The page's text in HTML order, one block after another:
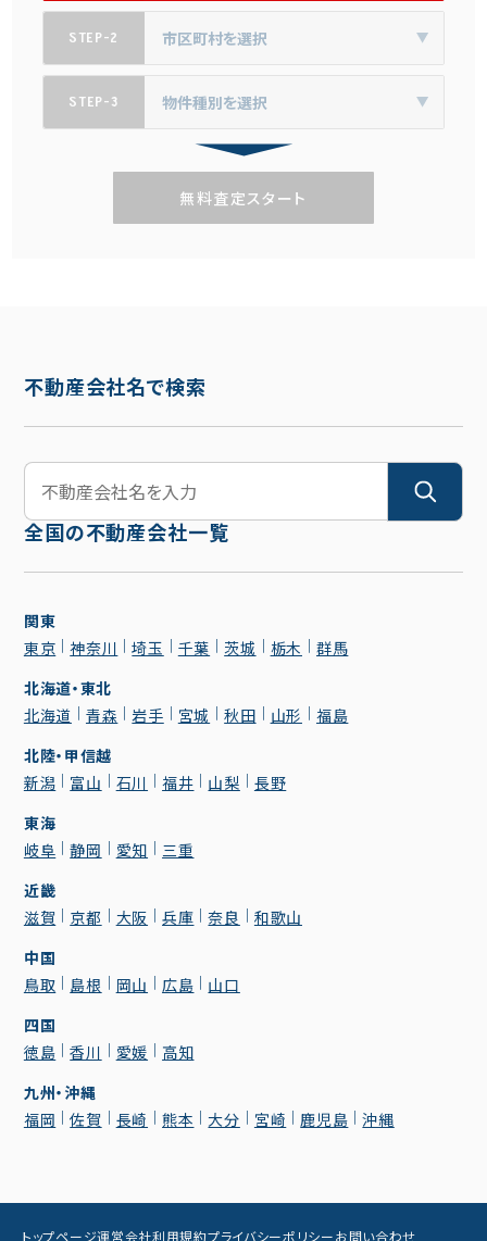
STEP-2
STEP-3
無料査定スタート
不動産会社名で検索
全国の不動産会社一覧
関東
東京
神奈川 埼玉 千葉 茨城 栃木
群馬
北海道・東北
北海道
青森 岩手 宮城 秋田 山形
福島
北陸・甲信越
新潟
富山 石川 福井 山梨
長野
東海
岐阜
静岡 愛知
三重
近畿
滋賀
京都 大阪 兵庫 奈良
和歌山
中国
鳥取
島根 岡山 広島
山口
四国
徳島
香川 愛媛
高知
九州・沖縄
福岡
佐賀 長崎 熊本 大分 宮崎 鹿児島 沖縄
トップページ運営会社利用規約プライバシーポリシーお問い合わせ